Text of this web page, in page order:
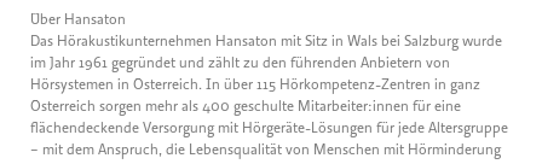
Über Hansaton
Das Hörakustikunternehmen Hansaton mit Sitz in Wals bei Salzburg wurde
im Jahr 1961 gegründet und zählt zu den führenden Anbietern von
Hörsystemen in Österreich. In über 115 Hörkompetenz-Zentren in ganz
Österreich sorgen mehr als 400 geschulte Mitarbeiter:innen für eine
flächendeckende Versorgung mit Hörgeräte-Lösungen für jede Altersgruppe
– mit dem Anspruch, die Lebensqualität von Menschen mit Hörminderung